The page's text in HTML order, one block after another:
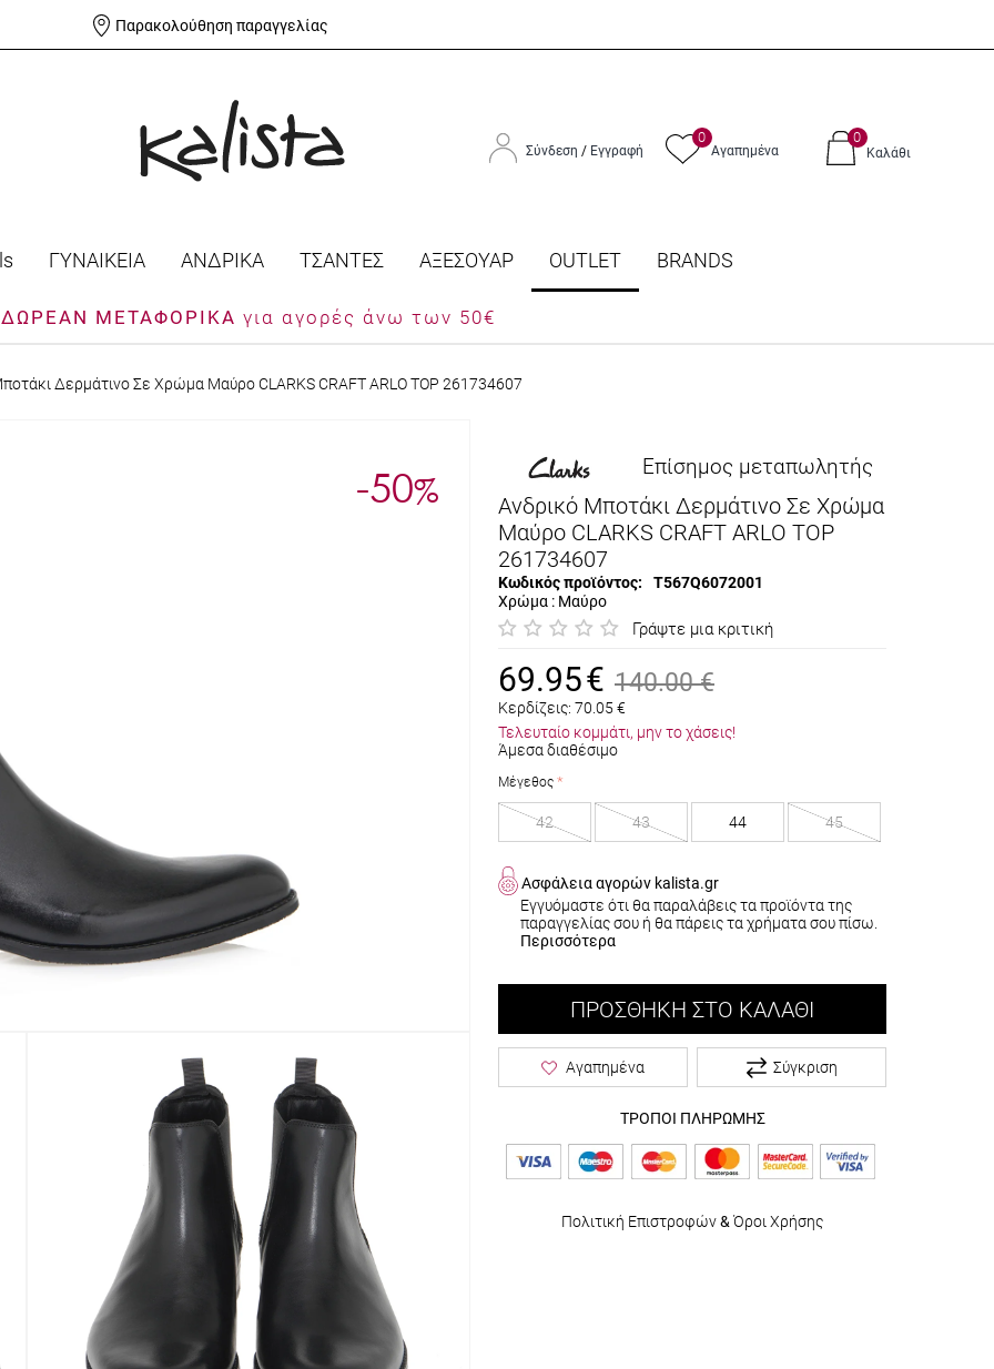
Παρακολούθηση παραγγελίας
Σύνδεση / Εγγραφή
0
Αγαπημένα
0
Καλάθι
ΓΥΝΑΙΚΕΙΑ ΑΝΔΡΙΚΑ ΤΣΑΝΤΕΣ ΑΞΕΣΟΥΑΡ OUTLET BRANDS
ΔΩΡΕΑΝ ΜΕΤΑΦΟΡΙΚΑ για αγορές άνω των 50€
Δερμάτινο Σε Χρώμα Μαύρο CLARKS CRAFT ARLO TOP 261734607
-50%
Επίσημος μεταπωλητής
Ανδρικό Μποτάκι Δερμάτινο Σε Χρώμα
Μαύρο CLARKS CRAFT ARLO TOP
261734607
Κωδικός προϊόντος:
T567Q6072001
Χρώμα : Μαύρο
Γράψτε μια κριτική
69.95€ 140.00 €
Κερδίζεις: 70.05 €
Τελευταίο κομμάτι, μην το χάσεις!
Άμεσα διαθέσιμο
Μέγεθος
42 43 44 45
Ασφάλεια αγορών kalista.gr
Εγγυόμαστε ότι θα παραλάβεις τα προϊόντα της
παραγγελίας σου ή θα πάρεις τα χρήματα σου πίσω.
Περισσότερα
ΠΡΟΣΘΉΚΗ ΣΤΟ ΚΑΛΆΘΙ
Αγαπημένα Σύγκριση
ΤΡΟΠΟΙ ΠΛΗΡΩΜΗΣ
Πολιτική Επιστροφών& Όροι Χρήσης